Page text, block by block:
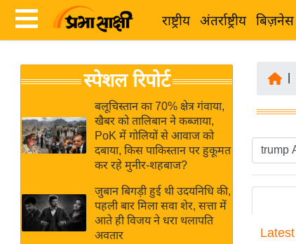
राष्ट्रीय अंतर्राष्ट्रीय बिज़नेस
News
Hindi
Hindi
Live
ब
र
अंतर्राष्ट्रीय
बिज़नेस
उद्योग
स्पेशल रिपोर्ट
बलूचिस्तान का 70% क्षेत्र गंवाया,
खैबर को तालिबान ने कब्जाया,
PoK में गोलियों से आवाज को
दबाया, किस पाकिस्तान पर हुकूमत
कर रहे मुनीर-शहबाज?
जुबान बिगड़ी हुई थी उदयनिधि की,
पहली बार मिला सवा शेर, सत्ता में
आते ही विजय ने धरा थलापति
अवतार
Latest